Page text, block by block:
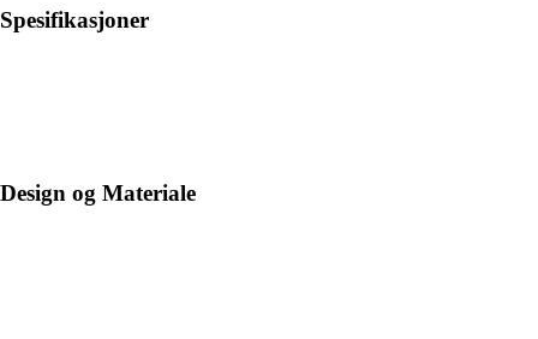
Spesifikasjoner
Design og Materiale